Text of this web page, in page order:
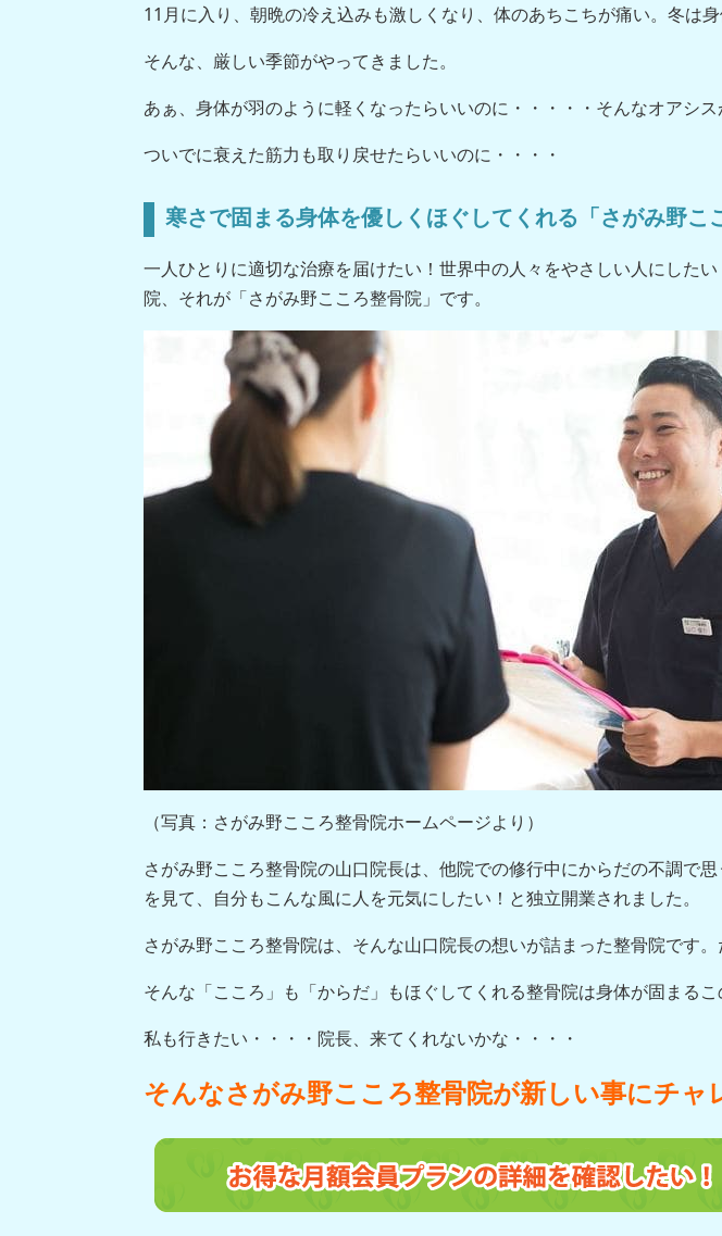
11月に入り、朝晩の冷え込みも激しくなり、体のあちこちが痛い。冬は
そんな、厳しい季節がやってきました。
あぁ、身体が羽のように軽くなったらいいのに・・・・・そんなオアシ
ついでに衰えた筋力も取り戻せたらいいのに・・・・
寒さで固まる身体を優しくほぐしてくれる「さがみ野こ
一人ひとりに適切な治療を届けたい！世界中の人々をやさしい人にした
院、それが「さがみ野こころ整骨院」です。
（写真：さがみ野こころ整骨院ホームページより）
さがみ野こころ整骨院の山口院長は、他院での修行中にからだの不調で
を見て、自分もこんな風に人を元気にしたい！と独立開業されました。
さがみ野こころ整骨院は、そんな山口院長の想いが詰まった整骨院です
そんな「こころ」も「からだ」もほぐしてくれる整骨院は身体が固まるこ
私も行きたい・・・・院長、来てくれないかな・・・・
そんなさがみ野こころ整骨院が新しい事にチャ